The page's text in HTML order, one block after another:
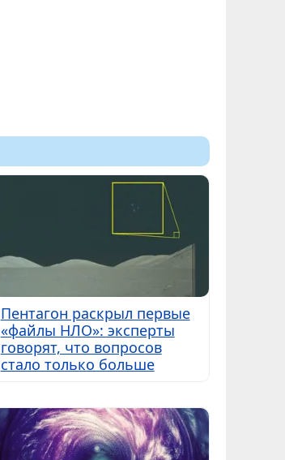
Пентагон раскрыл первые
«файлы НЛО»: эксперты
говорят, что вопросов
стало только больше